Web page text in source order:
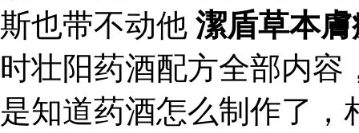
斯也带不动他 潔盾草本
时壮阳药酒配方全部内
是知道药酒怎么制作了